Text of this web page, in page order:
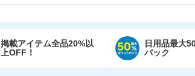
掲載アイテム全品20%以
上OFF！
日用品最大
バック